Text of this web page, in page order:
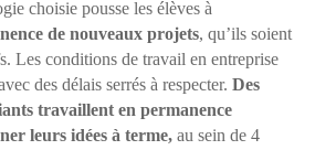
choisie pousse les élèves à
de nouveaux projets, qu’ils soient
Les conditions de travail en entreprise
des délais serrés à respecter. Des
travaillent en permanence
leurs idées à terme, au sein de 4